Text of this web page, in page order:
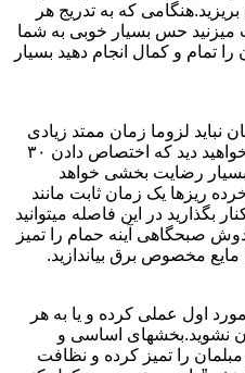
که به تدریج هر
حس بسیار خوبی به شما
تمام و کمال انجام دهید بسیار
نباید لزوما زمان ممتد زیادی
در اختیار داشته باشید.در حقیقت خواهید دید که اختصاص دادن ۳۰
بسیار رضایت بخشی خواهد
ریزها یک زمان ثابت مانند
بگذارید در این فاصله میتوانید
دوش صبحگاهی آینه حمام را تمیز
مایع مخصوص برق بیاندازید.
اول عملی کرده و یا به هر
نشوید.بخشهای اساسی و
را تمیز کرده و نظافت